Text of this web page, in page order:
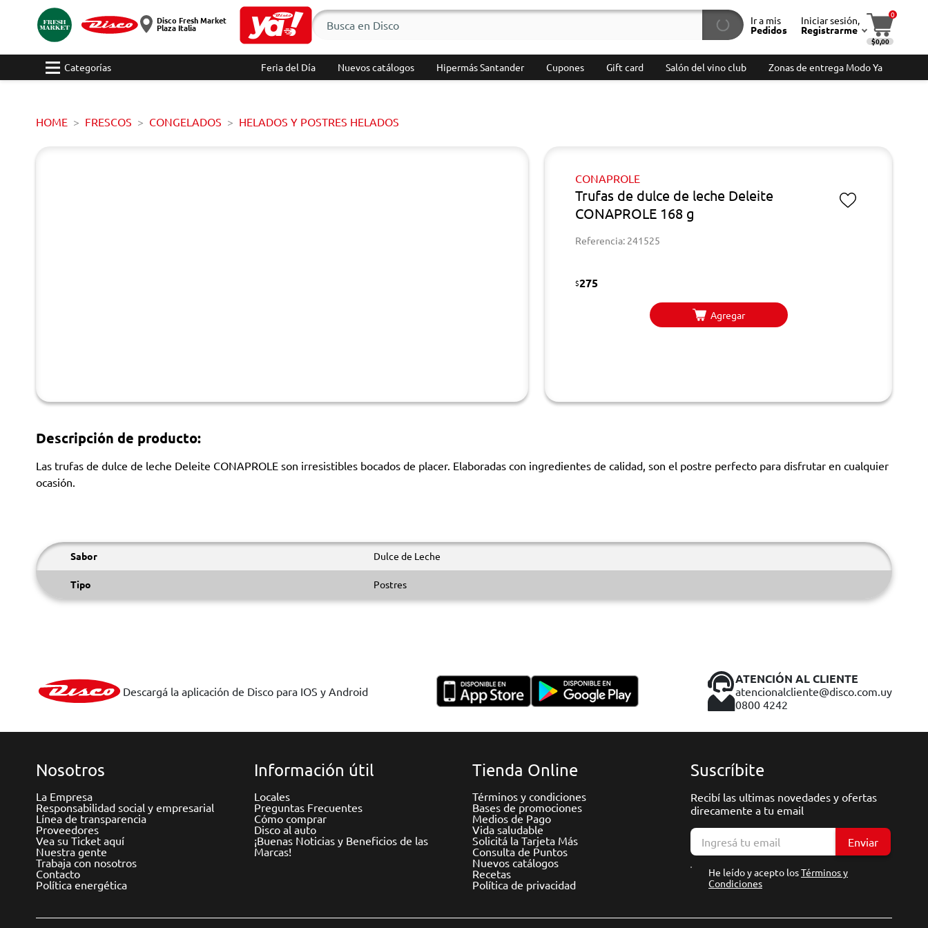
Disco Fresh Market
Plaza Italia
Ir a mis
Pedidos
Iniciar sesión,
Registrarme
0
$0,00
Categorías Feria del Día Nuevos catálogos Hipermás Santander Cupones Gift card Salón del vino club Zonas de entrega Modo Ya
HOME FRESCOS CONGELADOS HELADOS Y POSTRES HELADOS
CONAPROLE
Trufas de dulce de leche Deleite
CONAPROLE 168 g
Referencia: 241525
$275
Agregar
Descripción de producto:
Las trufas de dulce de leche Deleite CONAPROLE son irresistibles bocados de placer. Elaboradas con ingredientes de calidad, son el postre perfecto para disfrutar en cualquier
ocasión.
Sabor Dulce de Leche
Tipo Postres
Descargá la aplicación de Disco para IOS y Android
ATENCIÓN AL CLIENTE
atencionalcliente@disco.com.uy
0800 4242
Nosotros
La Empresa
Responsabilidad social y empresarial
Línea de transparencia
Proveedores
Vea su Ticket aquí
Nuestra gente
Trabaja con nosotros
Contacto
Política energética
Información útil
Locales
Preguntas Frecuentes
Cómo comprar
Disco al auto
¡Buenas Noticias y Beneficios de las
Marcas!
Tienda Online
Términos y condiciones
Bases de promociones
Medios de Pago
Vida saludable
Solicitá la Tarjeta Más
Consulta de Puntos
Nuevos catálogos
Recetas
Política de privacidad
Suscríbite
Recibí las ultimas novedades y ofertas
direcamente a tu email
Enviar
He leído y acepto losTérminos y
Condiciones